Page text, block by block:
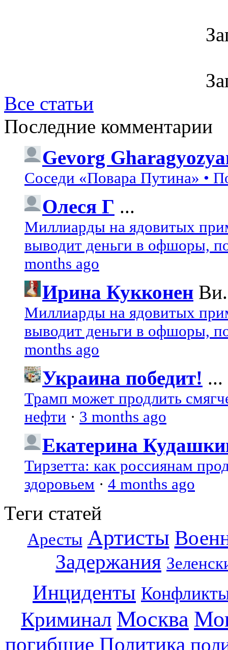
Все статьи
Последние комментарии
Gevorg
Соседи «Повара Путина» •
Олеся Г ...
Миллиарды на ядовитых
выводит деньги в офшоры,
months ago
Ирина Кукконен
Миллиарды на ядовитых
выводит деньги в офшоры,
months ago
Украина победит! ...
Трамп может продлить
нефти · 3 months ago
Екатерина
Тирзетта: как россиянам
здоровьем · 4 months ago
Теги статей
Аресты Артисты
Задержания
Инциденты
Криминал Москва
погибшие Политика